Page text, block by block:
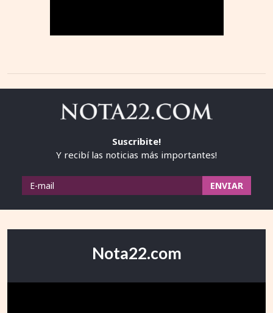
Suscribite!
Y recibí las noticias más importantes!
Nota22.com